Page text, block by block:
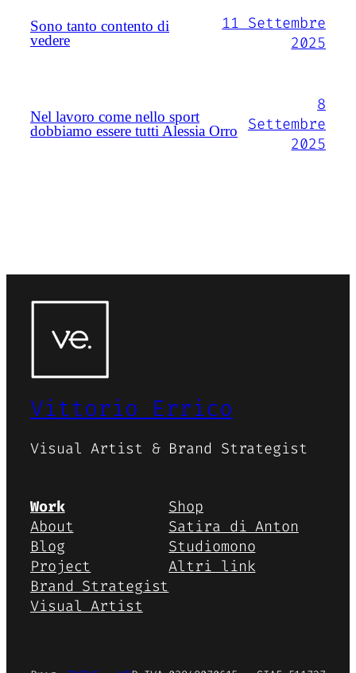
Sono tanto contento di
vedere
11 Settembre
2025
Nel lavoro come nello sport
dobbiamo essere tutti Alessia Orro
8
Settembre
2025
Vittorio Errico
Visual Artist & Brand Strategist
Work
About
Blog
Project
Brand Strategist
Visual Artist
Shop
Satira di Anton
Studiomono
Altri link